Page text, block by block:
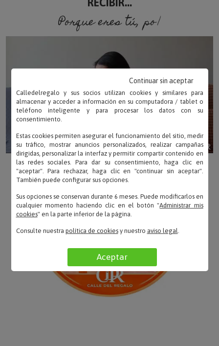
RECIBIR...
Porque eres tú, porque soy
Calledelregalo y sus socios utilizan cookies y similares para
almacenar y acceder a información en su computadora / tablet o
teléfono inteligente y para procesar los datos con su
consentimiento.
Estas cookies permiten asegurar el funcionamiento del sitio, medir
su tráfico, mostrar anuncios personalizados, realizar campañas
dirigidas, personalizar la interfaz y permitir compartir contenido en
las redes sociales. Para dar su consentimiento, haga clic en
"aceptar". Para rechazar, haga clic en "continuar sin aceptar".
También puede configurar sus opciones.
Sus opciones se conservan durante 6 meses. Puede modificarlos en
cualquier momento haciendo clic en el botón "Administrar mis
cookies" en la parte inferior de la página.
Consulte nuestra política de cookiesy nuestro aviso legal.
Aceptar
Continuar sin aceptar